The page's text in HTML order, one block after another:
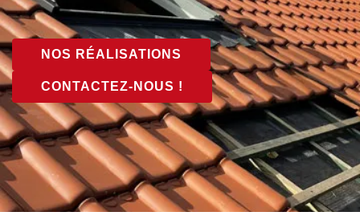
NOS RÉALISATIONS
CONTACTEZ-NOUS !